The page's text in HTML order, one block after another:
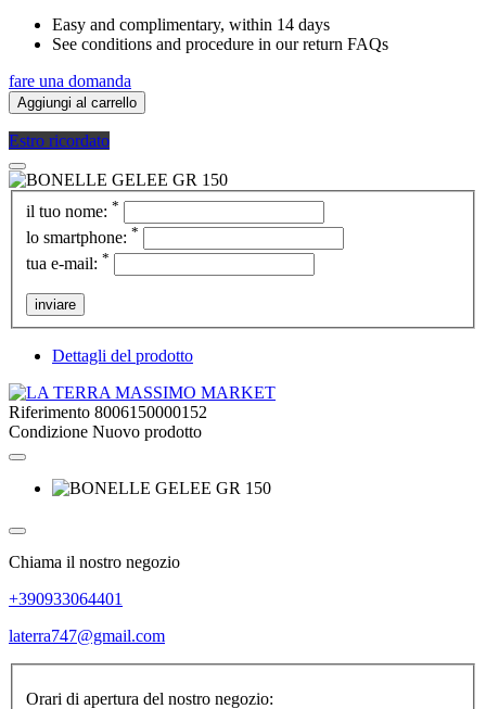
Easy and complimentary, within 14 days
See conditions and procedure in our return FAQs
fare una domanda
Aggiungi al carrello
Estro ricordato
il tuo nome: *
lo smartphone: *
tua e-mail: *
inviare
Dettagli del prodotto
Riferimento 8006150000152
Condizione Nuovo prodotto
Chiama il nostro negozio
+390933064401
laterra747@gmail.com
Orari di apertura del nostro negozio: